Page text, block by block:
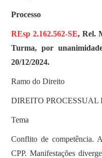
Processo
REsp 2.162.562-SE, Rel.
Turma, por
20/12/2024.
Ramo do Direito
DIREITO PROCESSUAL
Tema
Conflito de competência.
CPP. Manifestações